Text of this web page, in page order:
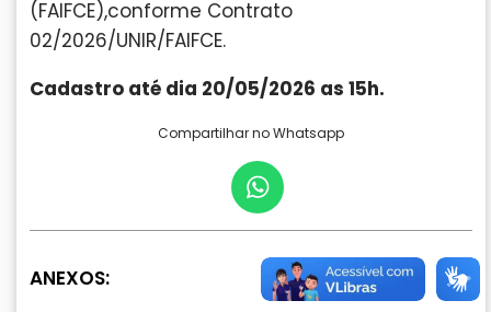
(FAIFCE),conforme Contrato
02/2026/UNIR/FAIFCE.
Cadastro até dia 20/05/2026 as 15h.
Compartilhar no Whatsapp
ANEXOS: